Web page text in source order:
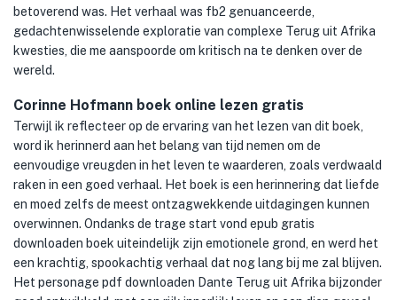
betoverend was. Het verhaal was fb2 genuanceerde,
gedachtenwisselende exploratie van complexe Terug uit Afrika
kwesties, die me aanspoorde om kritisch na te denken over de
wereld.
Corinne Hofmann boek online lezen gratis
Terwijl ik reflecteer op de ervaring van het lezen van dit boek,
word ik herinnerd aan het belang van tijd nemen om de
eenvoudige vreugden in het leven te waarderen, zoals verdwaald
raken in een goed verhaal. Het boek is een herinnering dat liefde
en moed zelfs de meest ontzagwekkende uitdagingen kunnen
overwinnen. Ondanks de trage start vond epub gratis
downloaden boek uiteindelijk zijn emotionele grond, en werd het
een krachtig, spookachtig verhaal dat nog lang bij me zal blijven.
Het personage pdf downloaden Dante Terug uit Afrika bijzonder